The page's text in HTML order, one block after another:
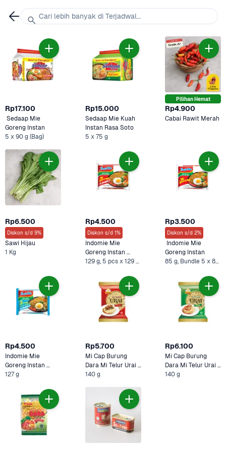
Rp17.100
Sedaap Mie
5 x 90 g (Bag)
Rp15.000
Sedaap Mie Kuah
Instan Rasa Soto
5 x 75 g
Pilihan Hemat
Rp4.900
Cabai Rawit Merah
Rp6.500
Diskon s/d 9%
Sawi Hijau
1 Kg
Rp4.500
Diskon s/d 1%
Indomie Mie
Goreng Instan
Special Jumbo
129 g, 5 pcs x 129 gram
Rp3.500
Diskon s/d 2%
Indomie Mie
85 g, Bundle 5 x 85 g* +1 Lainnya
Rp4.500
Indomie Mie
Goreng Instan
Jumbo Rasa Ayam
127 g
Rp5.700
Mi Cap Burung
Dara Mi Telur Urai
140 g
Rp6.100
Mi Cap Burung
Dara Mi Telur Urai
Pipih
140 g
Cari lebih banyak di Terjadwal...